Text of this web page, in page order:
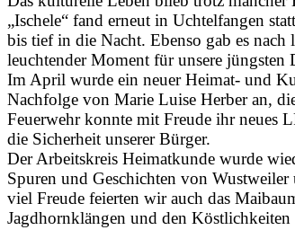
„Ischele“ fand erneut in Uchtelfangen
bis tief in die Nacht. Ebenso gab es
leuchtender Moment für unsere jüngsten
Im April wurde ein neuer Heimat- und
Nachfolge von Marie Luise Herber an,
Feuerwehr konnte mit Freude ihr neues
die Sicherheit unserer Bürger.
Der Arbeitskreis Heimatkunde wurde
Spuren und Geschichten von
viel Freude feierten wir auch das
Jagdhornklängen und den